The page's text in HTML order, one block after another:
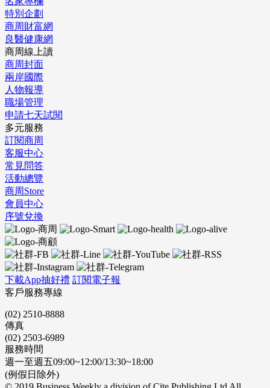
特別企劃
商周財富網
良醫健康網
商周線上讀
商周封面
兩岸國際
人物報導
職場管理
申請七天試閱
多元服務
訂閱商周
客服中心
常見問答
活動總覽
商周Store
會員中心
序號兌換
下載App抽好禮 訂閱電子報
客戶服務專線
(02) 2510-8888
傳真
(02) 2503-6989
服務時間
週一至週五09:00~12:00/13:30~18:00
(例假日除外)